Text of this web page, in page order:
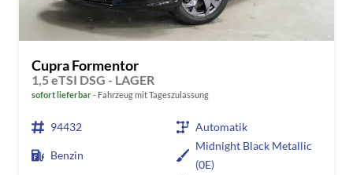
Cupra Formentor
1,5 eTSI DSG - LAGER
sofort lieferbar Fahrzeug mit Tageszulassung
94432 Automatik
Benzin
Midnight Black Metallic
(0E)